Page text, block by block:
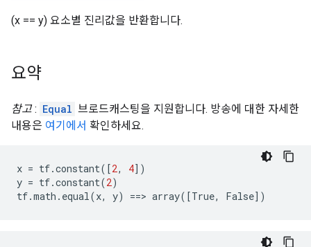
(x == y) 요소별 진리값을 반환합니다.
요약
참고: Equal 브로드캐스팅을 지원합니다. 방송에 대한 자세한
내용은 여기에서 확인하세요.
x = tf.constant([2, 4])
y = tf.constant(2)
tf.math . equal(x, y) ==> array([True, False])